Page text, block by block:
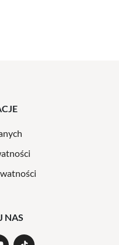
NAS